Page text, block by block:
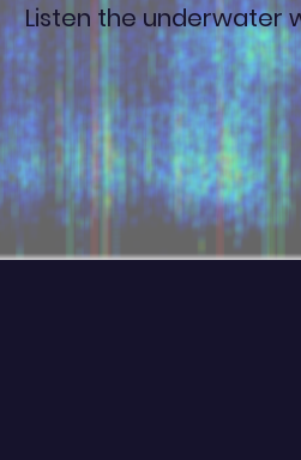
Listen the underwater